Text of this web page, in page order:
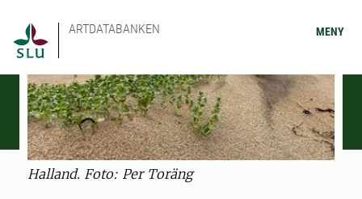
ARTDATABANKEN MENY
Halland. Foto: Per Toräng